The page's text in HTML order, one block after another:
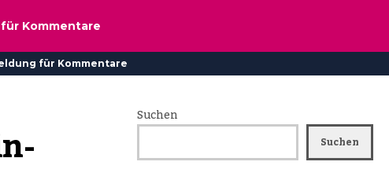
Kommentare
für Kommentare
Suchen
Suchen